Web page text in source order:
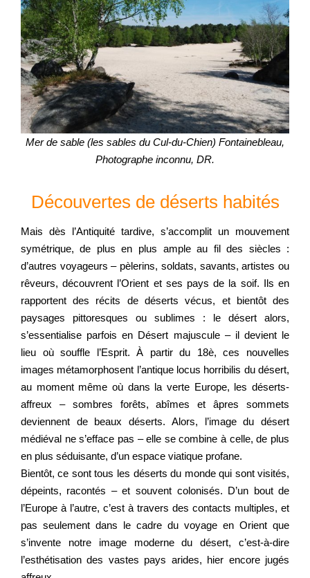
Mer de sable (les sables du Cul-du-Chien) Fontainebleau,
Photographe inconnu, DR.
Découvertes de déserts habités
Mais dès l’Antiquité tardive, s’accomplit un mouvement
symétrique, de plus en plus ample au fil des siècles :
d’autres voyageurs – pèlerins, soldats, savants, artistes ou
rêveurs, découvrent l’Orient et ses pays de la soif. Ils en
rapportent des récits de déserts vécus, et bientôt des
paysages pittoresques ou sublimes : le désert alors,
s’essentialise parfois en Désert majuscule – il devient le
lieu où souffle l’Esprit. À partir du 18è, ces nouvelles
images métamorphosent l’antique locus horribilis du désert,
au moment même où dans la verte Europe, les déserts-
affreux – sombres forêts, abîmes et âpres sommets
deviennent de beaux déserts. Alors, l’image du désert
médiéval ne s’efface pas – elle se combine à celle, de plus
en plus séduisante, d’un espace viatique profane.
Bientôt, ce sont tous les déserts du monde qui sont visités,
dépeints, racontés – et souvent colonisés. D’un bout de
l’Europe à l’autre, c’est à travers des contacts multiples, et
pas seulement dans le cadre du voyage en Orient que
s’invente notre image moderne du désert, c’est-à-dire
l’esthétisation des vastes pays arides, hier encore jugés